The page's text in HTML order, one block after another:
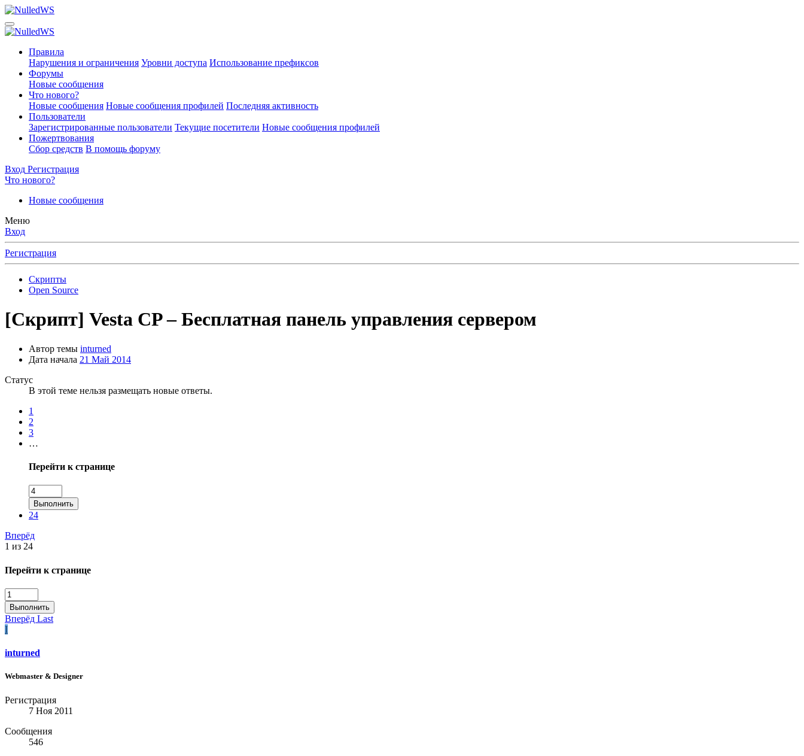
Правила
Нарушения и ограничения Уровни доступа Использование префиксов
Форумы
Новые сообщения
Что нового?
Новые сообщения Новые сообщения профилей Последняя активность
Пользователи
Зарегистрированные пользователи Текущие посетители Новые сообщения профилей
Пожертвования
Сбор средств В помощь форуму
Вход Регистрация
Что нового?
Новые сообщения
Меню
Вход
Регистрация
Скрипты
Open Source
[Скрипт] Vesta CP – Бесплатная панель управления сервером
Автор темы inturned
Дата начала 21 Май 2014
Статус
В этой теме нельзя размещать новые ответы.
1
2
3
…
Перейти к странице
Выполнить
24
Вперёд
1 из 24
Перейти к странице
Выполнить
Вперёд Last
I
inturned
Webmaster & Designer
Регистрация
7 Ноя 2011
Сообщения
546